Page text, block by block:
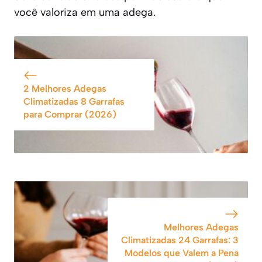
você valoriza em uma adega.
2 Melhores Adegas
Climatizadas 8 Garrafas
para Comprar (2026)
Melhores Adegas
Climatizadas 24 Garrafas: 3
Modelos que Valem a Pena